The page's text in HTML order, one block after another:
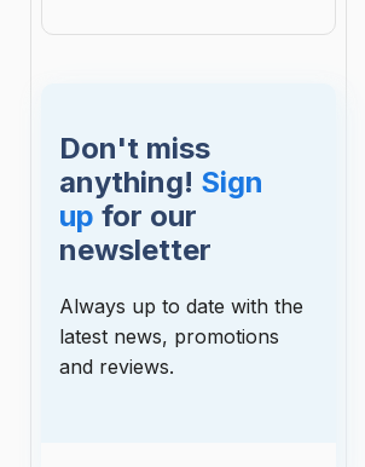
Don't miss
anything! Sign
up for our
newsletter
Always up to date with the
latest news, promotions
and reviews.